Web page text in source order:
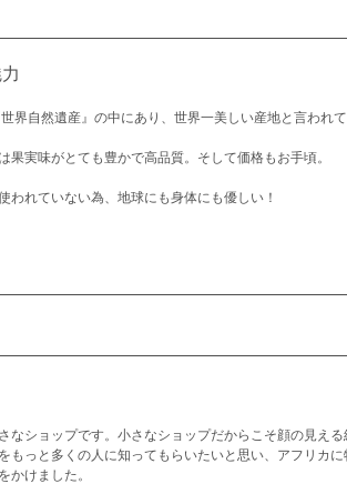
界自然遺産』の中にあり、世界一美しい産地と言われて
実味がとても豊かで高品質。そして価格もお手頃。
れていない為、地球にも身体にも優しい！
ショップです。小さなショップだからこそ顔の見え
もっと多くの人に知ってもらいたいと思い、アフリカ
かけました。